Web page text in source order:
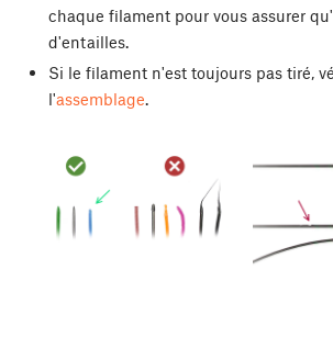
chaque filament pour vous assurer
d'entailles.
Si le filament n'est toujours pas tiré,
l'assemblage.